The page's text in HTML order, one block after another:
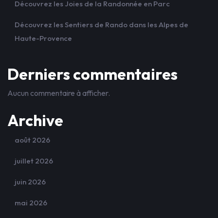
Découvrez les Joies de la Randonnée en Parc
Découvrez les Sentiers de Rando dans les Alpes de
Haute-Provence
Derniers commentaires
Aucun commentaire à afficher.
Archive
août 2026
juillet 2026
juin 2026
mai 2026